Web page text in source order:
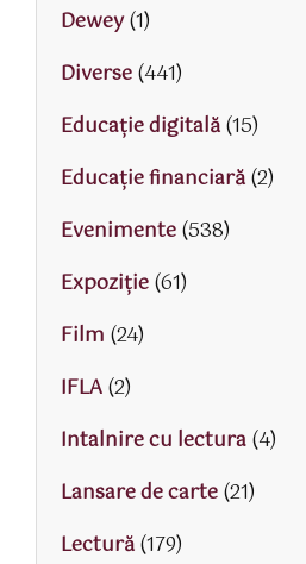
Dewey(1)
Diverse(441)
Educaţie digitală(15)
Educaţie financiară(2)
Evenimente(538)
Expoziție(61)
Film (24)
IFLA(2)
Intalnire cu lectura(4)
Lansare de carte(21)
Lectură(179)